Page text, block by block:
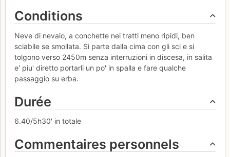
Conditions
Neve di nevaio, a conchette nei tratti meno ripidi, ben
sciabile se smollata. Si parte dalla cima con gli sci e si
tolgono verso 2450m senza interruzioni in discesa, in salita
e' piu' diretto portarli un po' in spalla e fare qualche
passaggio su erba.
Durée
6.40/5h30' in totale
Commentaires personnels